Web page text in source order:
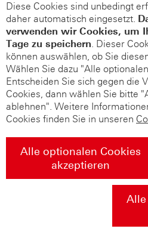
Diese Cookies sind unbedingt
daher automatisch eingesetzt.
verwenden wir Cookies, um
Tage zu speichern. Dieser
können auswählen, ob Sie
Wählen Sie dazu "Alle
Entscheiden Sie sich gegen die
Cookies, dann wählen Sie bitte
ablehnen". Weitere
Cookies finden Sie in unseren
Alle optionalen Cookies
akzeptieren